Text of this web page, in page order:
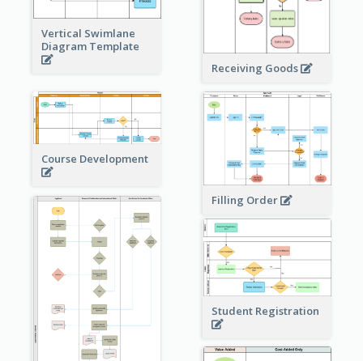
Vertical Swimlane
Diagram Template
Receiving Goods
Course Development
Filling Order
Student Registration